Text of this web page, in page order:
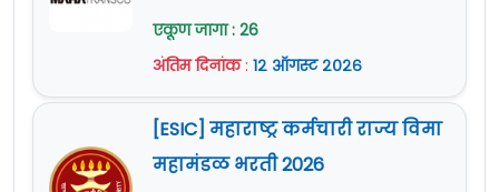
१८ ते २७ वर्षे
एकूण जागा : 26
अंतिम दिनांक: १२ ऑगस्ट २०२६
[ESIC] महाराष्ट्र कर्मचारी राज्य विमा
महामंडळ भरती 2026